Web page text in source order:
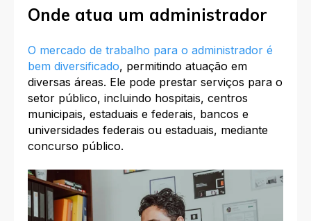
Onde atua um administrador
O mercado de trabalho para o administrador é
bem diversificado, permitindo atuação em
diversas áreas. Ele pode prestar serviços para o
setor público, incluindo hospitais, centros
municipais, estaduais e federais, bancos e
universidades federais ou estaduais, mediante
concurso público.